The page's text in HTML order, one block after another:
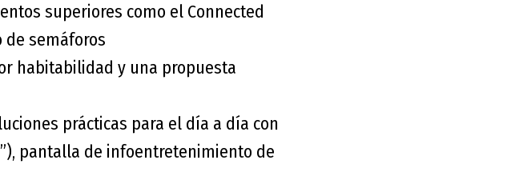
superiores como el Connected
de semáforos
habitabilidad y una propuesta
prácticas para el día a día con
pantalla de infoentretenimiento de